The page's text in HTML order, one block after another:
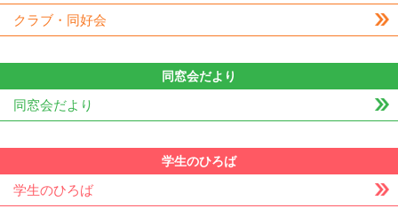
クラブ・同好会
同窓会だより
同窓会だより
学生のひろば
学生のひろば